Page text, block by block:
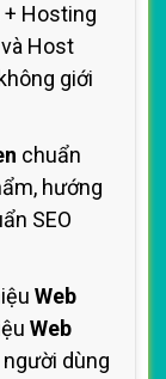
+ Hosting
Host
giới
chuẩn
hướng
SEO
Web
Web
người dùng